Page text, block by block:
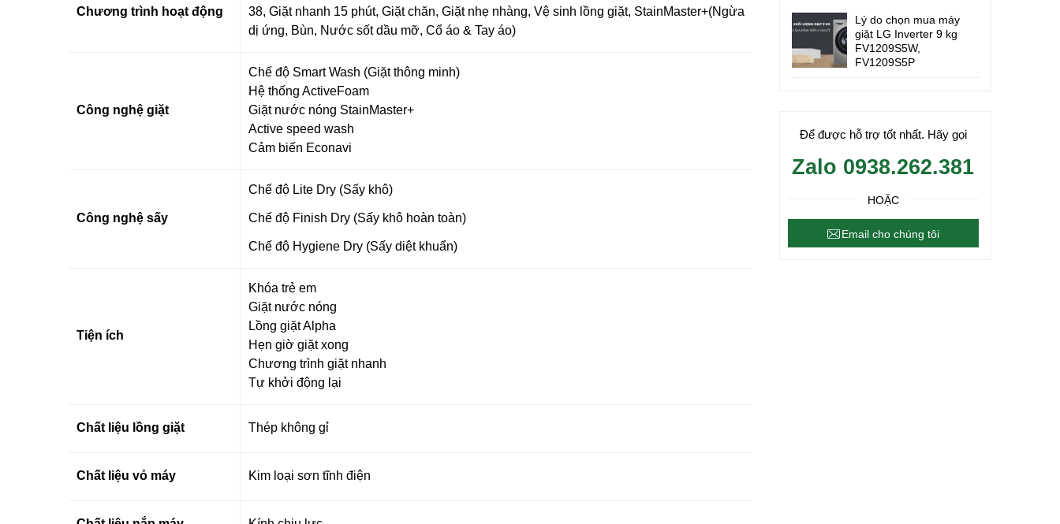
Chương trình hoạt động
38, Giặt nhanh 15 phút, Giặt chăn, Giặt nhẹ nhàng, Vệ sinh lồng giặt, StainMaster+(Ngừa
dị ứng, Bùn, Nước sốt dầu mỡ, Cổ áo & Tay áo)
Công nghệ giặt
Chế độ Smart Wash (Giặt thông minh)
Hệ thống ActiveFoam
Giặt nước nóng StainMaster+
Active speed wash
Cảm biến Econavi
Công nghệ sấy
Chế độ Lite Dry (Sấy khô)
Chế độ Finish Dry (Sấy khô hoàn toàn)
Chế độ Hygiene Dry (Sấy diệt khuẩn)
Tiện ích
Khóa trẻ em
Giặt nước nóng
Lồng giặt Alpha
Hẹn giờ giặt xong
Chương trình giặt nhanh
Tự khởi động lại
Chất liệu lồng giặt Thép không gỉ
Chất liệu vỏ máy Kim loại sơn tĩnh điện
Lý do chọn mua máy
giặt LG Inverter 9 kg
FV1209S5W,
FV1209S5P
Để được hỗ trợ tốt nhất. Hãy gọi
Zalo 0938.262.381
HOẶC
Email cho chúng tôi